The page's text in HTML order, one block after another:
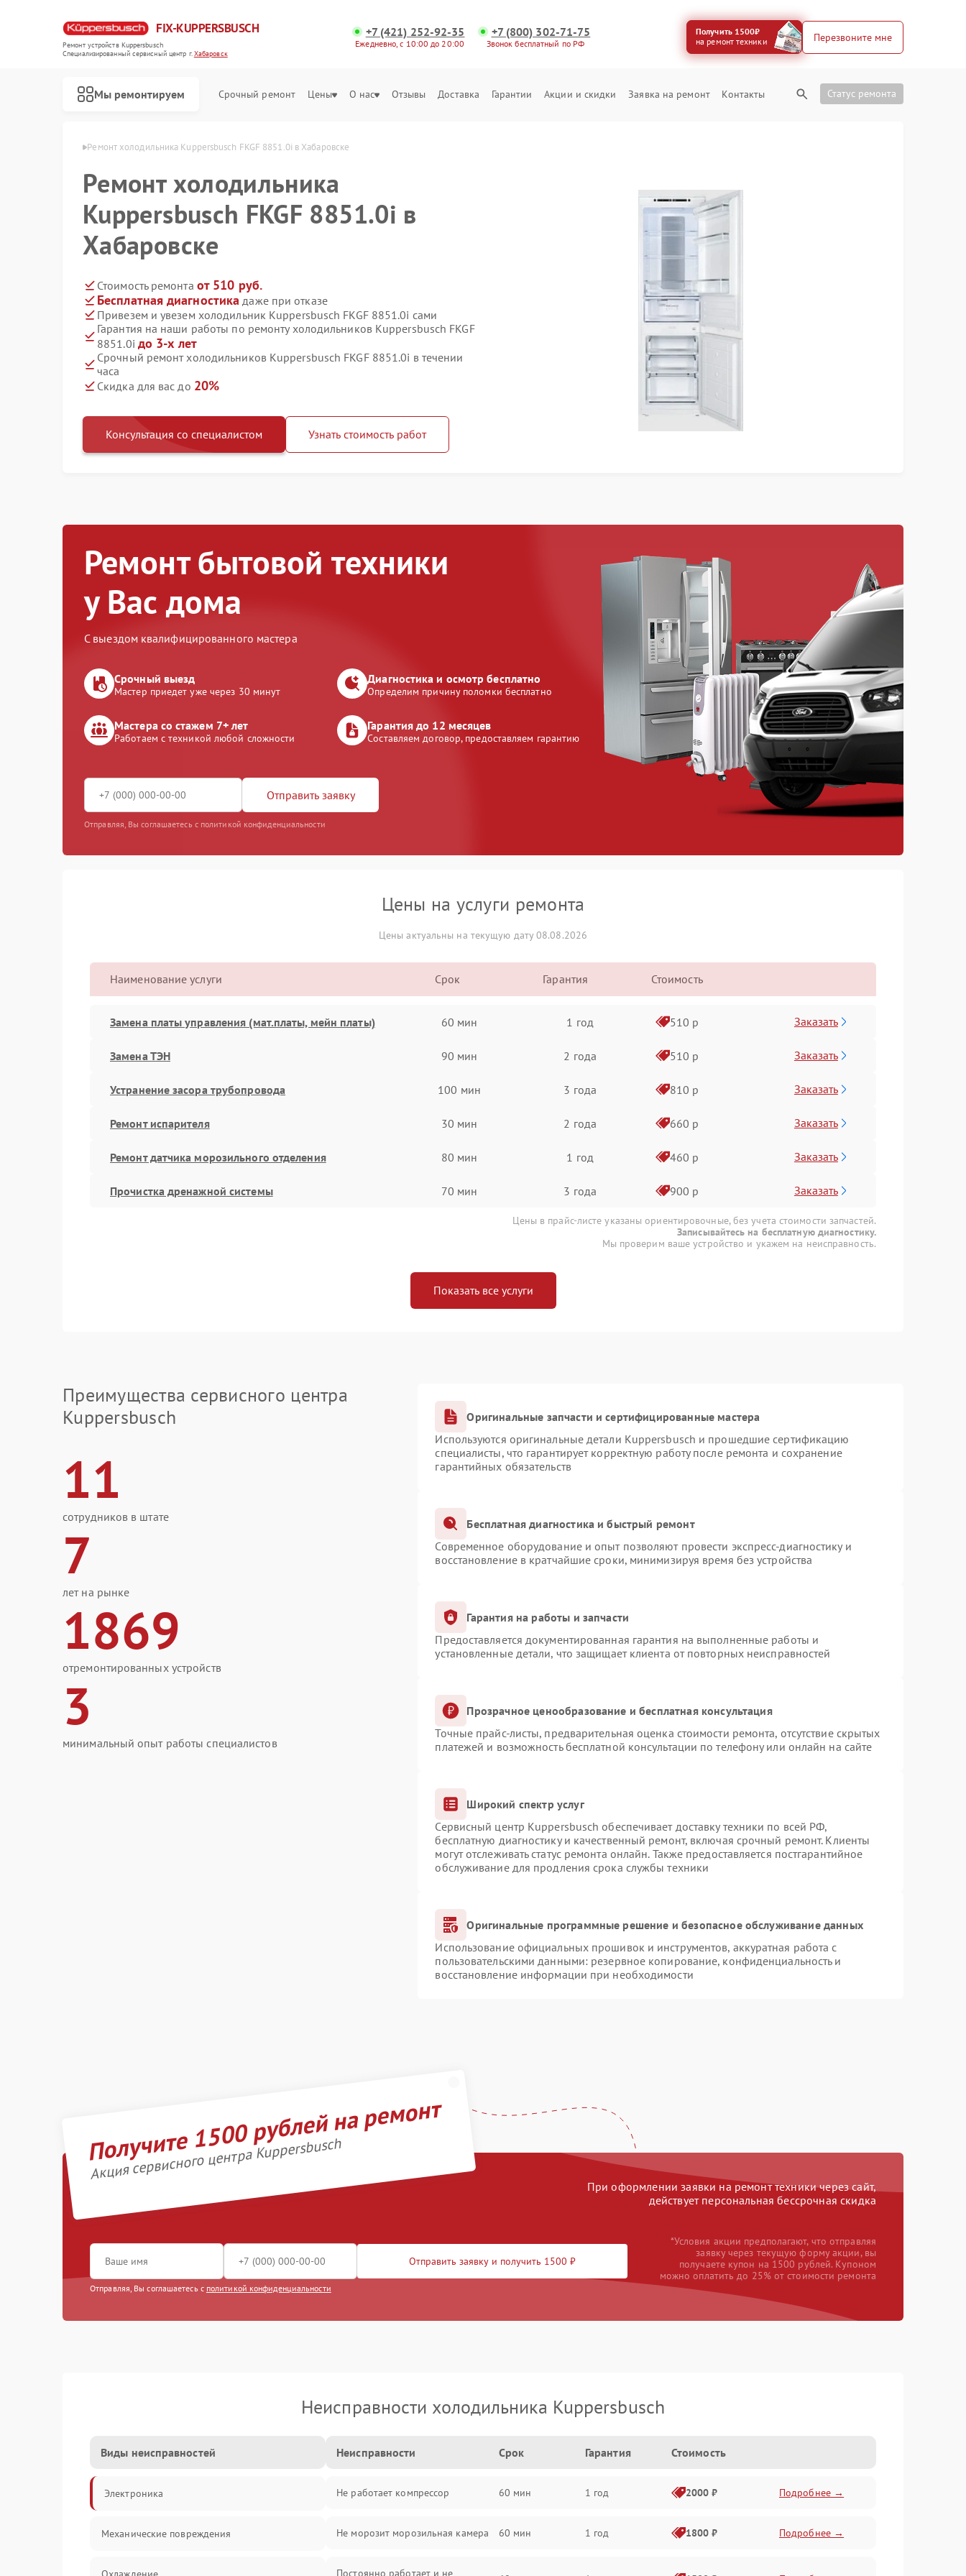
FIX-KUPPERSBUSCH
Ремонт устройств Kuppersbusch
Специализированный cервисный центр г.Хабаровск
+7 (421) 252-92-35
Ежедневно, с 10:00 до 20:00
+7 (800) 302-71-75
Звонок бесплатный по РФ
Получить 1500₽
на ремонт техники
Перезвоните мне
Мы ремонтируем Срочный ремонт Цены О нас Отзывы Доставка Гарантии Акции и скидки Заявка на ремонт Контакты Статус ремонта
в Хабаровске Ремонт холодильника Kuppersbusch FKGF 8851.0i в Хабаровске
Ремонт холодильника
Kuppersbusch FKGF 8851.0i в
Хабаровске
Стоимость ремонта от 510 руб.
Бесплатная диагностика даже при отказе
Привезем и увезем холодильник Kuppersbusch FKGF 8851.0i сами
Гарантия на наши работы по ремонту холодильников Kuppersbusch FKGF
8851.0i до 3-х лет
Срочный ремонт холодильников Kuppersbusch FKGF 8851.0i в течении
часа
Скидка для вас до 20%
Консультация со специалистом Узнать стоимость работ
Ремонт бытовой техники
у Вас дома
С выездом квалифицированного мастера
Срочный выезд
Мастер приедет уже через 30 минут
Диагностика и осмотр бесплатно
Определим причину поломки бесплатно
Мастера со стажем 7+ лет
Работаем с техникой любой сложности
Гарантия до 12 месяцев
Составляем договор, предоставляем гарантию
Отправить заявку
Отправляя, Вы соглашаетесь с политикой конфиденциальности
Цены на услуги ремонта
Цены актуальны на текущую дату 08.08.2026
Наименование услуги Срок Гарантия Стоимость
Замена платы управления (мат.платы, мейн платы) 60 мин 1 год 510 р Заказать
Замена ТЭН 90 мин 2 года 510 р Заказать
Устранение засора трубопровода 100 мин 3 года 810 р Заказать
Ремонт испарителя 30 мин 2 года 660 р Заказать
Ремонт датчика морозильного отделения 80 мин 1 год 460 р Заказать
Прочистка дренажной системы 70 мин 3 года 900 р Заказать
Цены в прайс-листе указаны ориентировочные, без учета стоимости запчастей.
Записывайтесь на бесплатную диагностику.
Мы проверим ваше устройство и укажем на неисправность.
Показать все услуги
Преимущества сервисного центра
Kuppersbusch
11
сотрудников в штате
7
лет на рынке
1869
отремонтированных устройств
3
минимальный опыт работы специалистов
Оригинальные запчасти и сертифицированные мастера
Используются оригинальные детали Kuppersbusch и прошедшие сертификацию
специалисты, что гарантирует корректную работу после ремонта и сохранение
гарантийных обязательств
Бесплатная диагностика и быстрый ремонт
Современное оборудование и опыт позволяют провести экспресс-диагностику и
восстановление в кратчайшие сроки, минимизируя время без устройства
Гарантия на работы и запчасти
Предоставляется документированная гарантия на выполненные работы и
установленные детали, что защищает клиента от повторных неисправностей
Прозрачное ценообразование и бесплатная консультация
Точные прайс-листы, предварительная оценка стоимости ремонта, отсутствие скрытых
платежей и возможность бесплатной консультации по телефону или онлайн на сайте
Широкий спектр услуг
Сервисный центр Kuppersbusch обеспечивает доставку техники по всей РФ,
бесплатную диагностику и качественный ремонт, включая срочный ремонт. Клиенты
могут отслеживать статус ремонта онлайн. Также предоставляется постгарантийное
обслуживание для продления срока службы техники
Оригинальные программные решение и безопасное обслуживание данных
Использование официальных прошивок и инструментов, аккуратная работа с
пользовательскими данными: резервное копирование, конфиденциальность и
восстановление информации при необходимости
Получите 1500 рублей на ремонт
Акция сервисного центра Kuppersbusch
При оформлении заявки на ремонт техники через сайт,
действует персональная бессрочная скидка
Отправить заявку и получить 1500 ₽
Отправляя, Вы соглашаетесь с политикой конфиденциальности
*Условия акции предполагают, что отправляя
заявку через текущую форму акции, вы
получаете купон на 1500 рублей. Купоном
можно оплатить до 25% от стоимости ремонта
Неисправности холодильника Kuppersbusch
Виды неисправностей
Электроника
Механические повреждения
Неисправности Срок Гарантия Стоимость
Не работает компрессор 60 мин 1 год 2000 ₽ Подробнее →
Не морозит морозильная камера 60 мин 1 год 1800 ₽ Подробнее →
Постоянно работает и не